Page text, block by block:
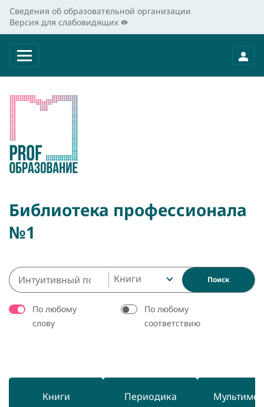
Сведения об образовательной организации
Версия для слабовидящих
Библиотека профессионала
№1
Книги Поиск
По любому
слову
По любому
соответствию
Книги Периодика